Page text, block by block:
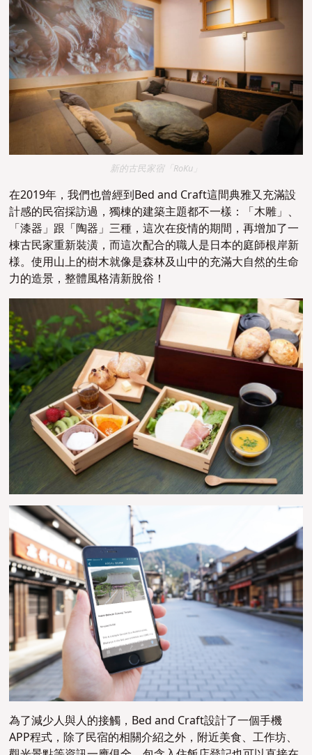
新的古民家宿「RoKu」
在2019年，我們也曾經到Bed and Craft這間典雅又充滿設
計感的民宿採訪過，獨棟的建築主題都不一樣：「木雕」、
「漆器」跟「陶器」三種，這次在疫情的期間，再增加了一
棟古民家重新裝潢，而這次配合的職人是日本的庭師根岸新
様。使用山上的樹木就像是森林及山中的充滿大自然的生命
力的造景，整體風格清新脫俗！
為了減少人與人的接觸，Bed and Craft設計了一個手機
APP程式，除了民宿的相關介紹之外，附近美食、工作坊、